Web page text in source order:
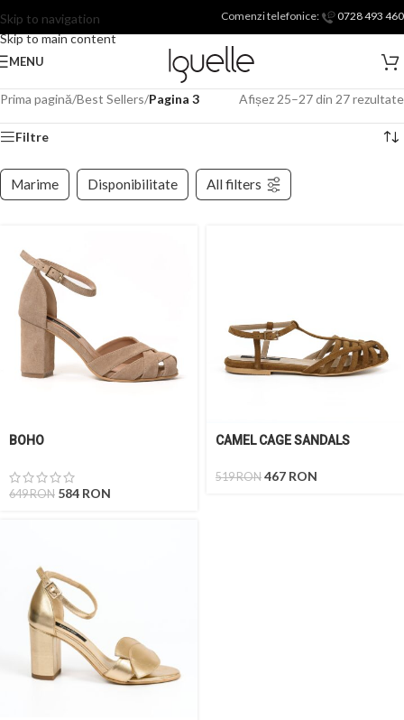
Skip to navigation
Skip to main content
Comenzi telefonice: 0728 493 460
MENU
Prima pagină/Best Sellers/Pagina 3 Afișez 25–27 din 27 rezultate
Filtre
Marime Disponibilitate All filters
BOHO
649RON 584 RON
CAMEL CAGE SANDALS
519RON 467 RON